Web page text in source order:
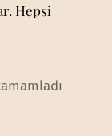
Hepsi